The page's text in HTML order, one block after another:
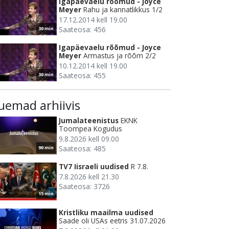
30 min
Meyer Rahu ja kannatlikkus 1/2
17.12.2014 kell 19.00
Saateosa: 456
30 min
Igapäevaelu rõõmud - Joyce
Meyer Armastus ja rõõm 2/2
10.12.2014 kell 19.00
Saateosa: 455
arhiivis
90 min
Jumalateenistus EKNK
Toompea Kogudus
9.8.2026 kell 09.00
Saateosa: 485
15 min
TV7 Iisraeli uudised R 7.8.
7.8.2026 kell 21.30
Saateosa: 3726
Kristliku maailma uudised
Saade oli USAs eetris 31.07.2026